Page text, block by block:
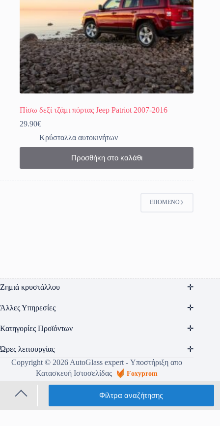
Φίλτρααναζήτησης
Πίσω δεξί τζάμι πόρτας Jeep Patriot 2007-2016
29.90€
Κρύσταλλα αυτοκινήτων
Προσθήκη στο καλάθι
ΕΠΌΜΕΝΟ
Ζημιά κρυστάλλου
Άλλες Υπηρεσίες
Κατηγορίες Προϊόντων
Ώρες λειτουργίας
Copyright © 2026 AutoGlass expert - Υποστήριξη απο
Κατασκευή Ιστοσελίδας
Foxyprom
Όροι Χρήσης
Τρόποι αποστολής & πληρωμής
Τραπεζικοί Λογαριασμοί